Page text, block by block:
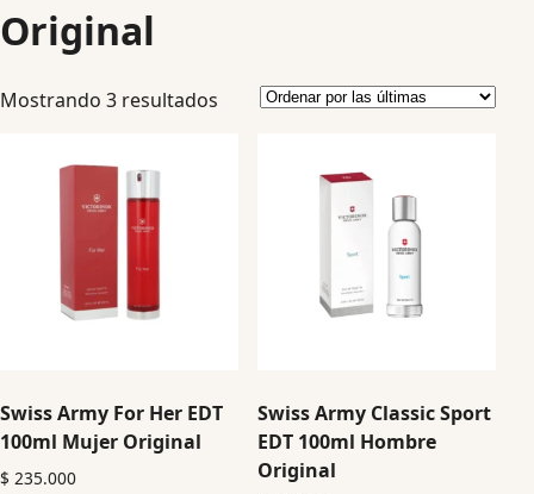
Original
Mostrando 3 resultados
Swiss Army For Her EDT
100ml Mujer Original
$ 235.000
Swiss Army Classic Sport
EDT 100ml Hombre
Original